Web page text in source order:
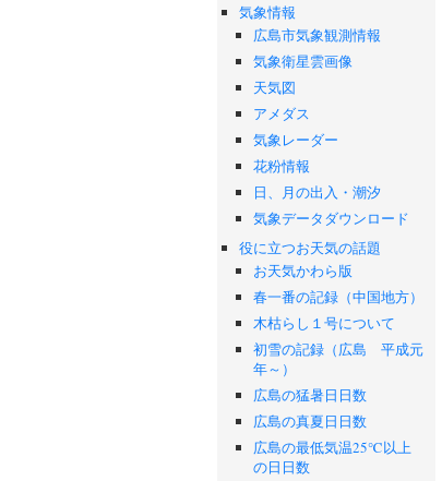
気象情報
広島市気象観測情報
気象衛星雲画像
天気図
アメダス
気象レーダー
花粉情報
日、月の出入・潮汐
気象データダウンロード
役に立つお天気の話題
お天気かわら版
春一番の記録（中国地方）
木枯らし１号について
初雪の記録（広島 平成元
年～）
広島の猛暑日日数
広島の真夏日日数
広島の最低気温25℃以上
の日日数